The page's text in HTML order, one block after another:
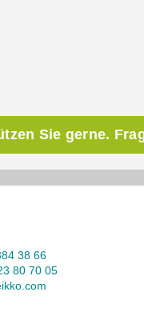
Sie gerne.
38 66
80 70 05